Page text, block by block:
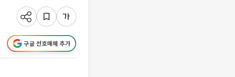
구글 선호매체 추가